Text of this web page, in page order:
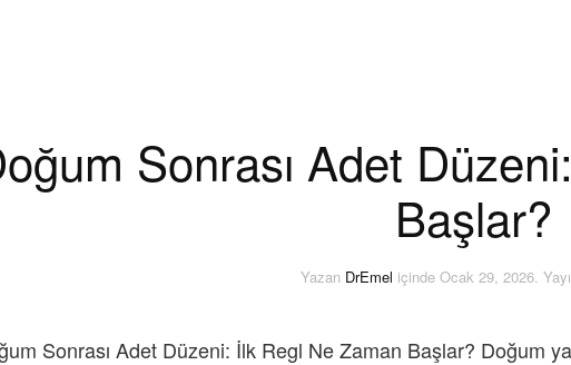
Sonrası Adet
Başlar?
Yazan DrEmel içinde Ocak 29, 2026.
Sonrası Adet Düzeni: İlk Regl Ne Zaman Başlar? Doğum